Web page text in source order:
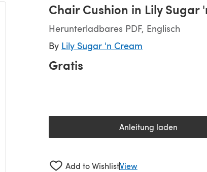
Chair Cushion in Lily Sugar
Herunterladbares PDF, Englisch
By Lily Sugar 'n Cream
Gratis
Anleitung laden
(öffnet sich in
Add to WishlistView